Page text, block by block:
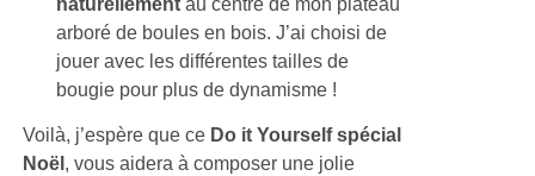
arboré de boules en bois. J’ai choisi de
jouer avec les différentes tailles de
bougie pour plus de dynamisme !
Voilà, j’espère que ce Do it Yourself spécial
Noël, vous aidera à composer une jolie